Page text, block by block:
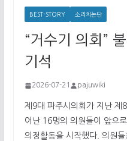
BEST-STORY 소리치논단
“거수기 의회”
기석
2026-07-21 pajuwiki
제9대 파주시의회가 지난 제
어난 16명의 의원들이 앞으
의정활동을 시작했다. 의원들